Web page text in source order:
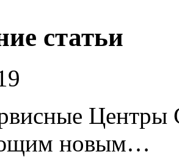
статьи
Центры
новым…